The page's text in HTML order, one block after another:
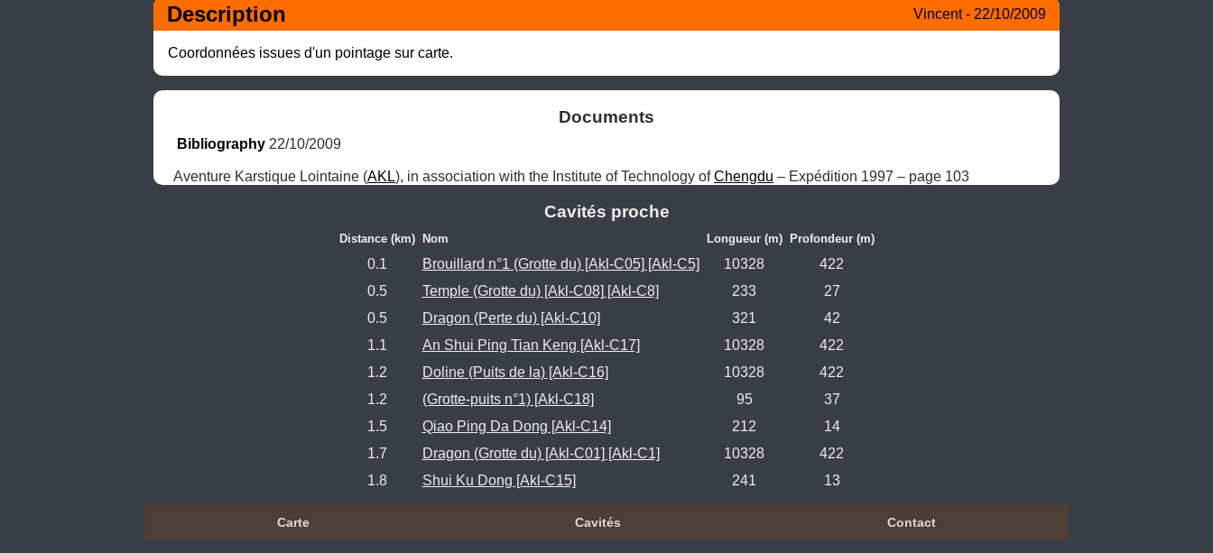
Description Vincent - 22/10/2009
Coordonnées issues d'un pointage sur carte.
Documents
Bibliography 22/10/2009
Aventure Karstique Lointaine (AKL), in association with the Institute of Technology of Chengdu – Expédition 1997 – page 103
Cavités proche
Distance (km) Nom Longueur (m) Profondeur (m)
0.1 Brouillard n°1 (Grotte du) [Akl-C05] [Akl-C5] 10328
422
0.5
Temple (Grotte du) [Akl-C08] [Akl-C8] 233
27
0.5
Dragon (Perte du) [Akl-C10] 321
42
1.1
An Shui Ping Tian Keng [Akl-C17] 10328
422
1.2
Doline (Puits de la) [Akl-C16] 10328
422
1.2
(Grotte-puits n°1) [Akl-C18] 95
37
1.5
Qiao Ping Da Dong [Akl-C14] 212
14
1.7
Dragon (Grotte du) [Akl-C01] [Akl-C1] 10328
422
1.8
Shui Ku Dong [Akl-C15] 241 13
Carte Cavités Contact